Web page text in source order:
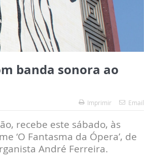
banda sonora ao
Imprimir Email
recebe este sábado, às
‘O Fantasma da Ópera’, de
André Ferreira.